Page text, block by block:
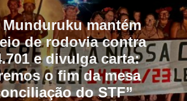
mantém
de rodovia contra
e divulga carta:
o fim da mesa
do STF”